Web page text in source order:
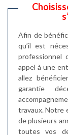
Afin de
qu’il est
professionnel
appel à une
allez
garantie
travaux. Notre
de plusieurs
toutes vos